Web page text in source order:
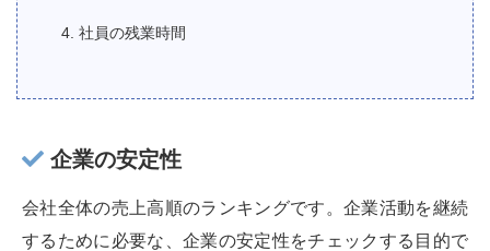
4. 社員の残業時間
企業の安定性
会社全体の売上高順のランキングです。企業活動を継続
するために必要な、企業の安定性をチェックする目的で